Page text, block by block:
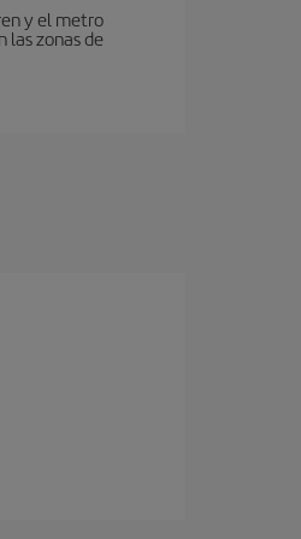
y el metro
las zonas de